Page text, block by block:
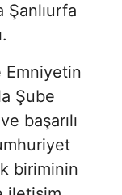
Şanlıurfa
Emniyetin
Şube
başarılı
biriminin